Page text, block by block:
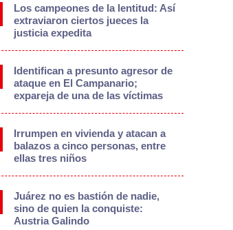
Los campeones de la lentitud: Así
extraviaron ciertos jueces la
justicia expedita
Identifican a presunto agresor de
ataque en El Campanario;
expareja de una de las víctimas
Irrumpen en vivienda y atacan a
balazos a cinco personas, entre
ellas tres niños
Juárez no es bastión de nadie,
sino de quien la conquiste:
Austria Galindo